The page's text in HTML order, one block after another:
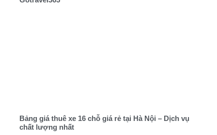
Bảng giá thuê xe 16 chỗ giá rẻ tại Hà Nội – Dịch vụ
chất lượng nhất